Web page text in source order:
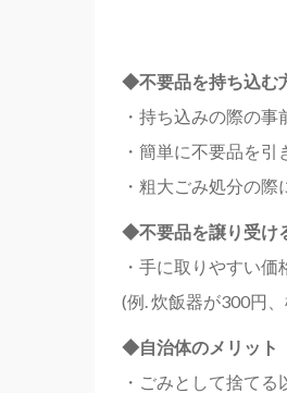
◆不要品を持ち込む
・持ち込みの際の事
・簡単に不要品を
・粗大ごみ処分の
◆不要品を譲り受け
・手に取りやすい
(例. 炊飯器が300円
◆自治体のメリット
・ごみとして捨て